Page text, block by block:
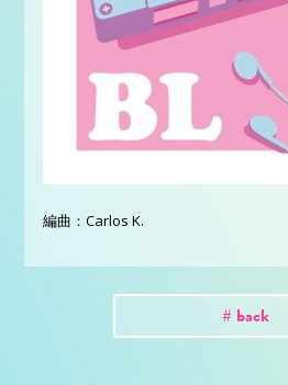
編曲：Carlos K.
# back